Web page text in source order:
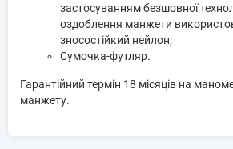
застосуванням безшовної
оздоблення манжети
зносостійкий нейлон;
Сумочка-футляр.
Гарантійний термін 18 місяців на
манжету.